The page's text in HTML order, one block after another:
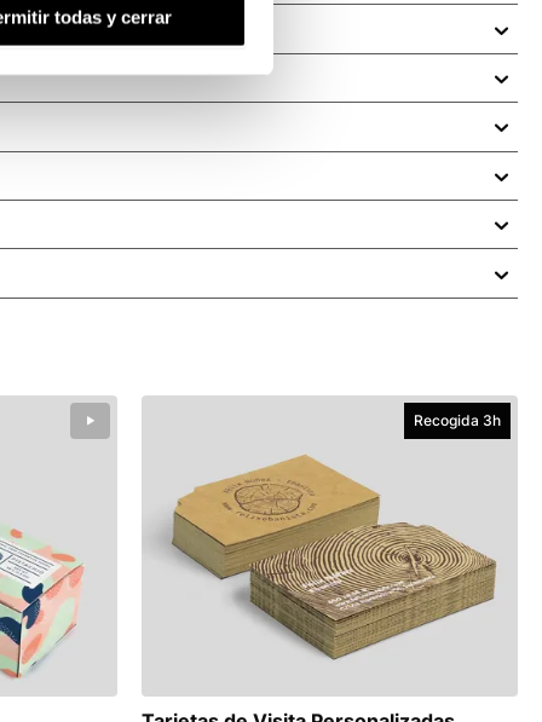
todas y cerrar
frente a otros productos en el lineal.
y permite crear etiquetas listas para imprimir en
diseño a los requisitos técnicos de imprenta.
a mano permite cuidar cada detalle y
Recogida 3h